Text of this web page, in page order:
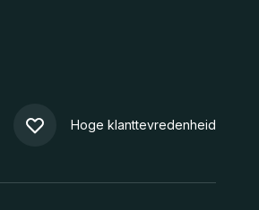
Hoge klanttevredenheid